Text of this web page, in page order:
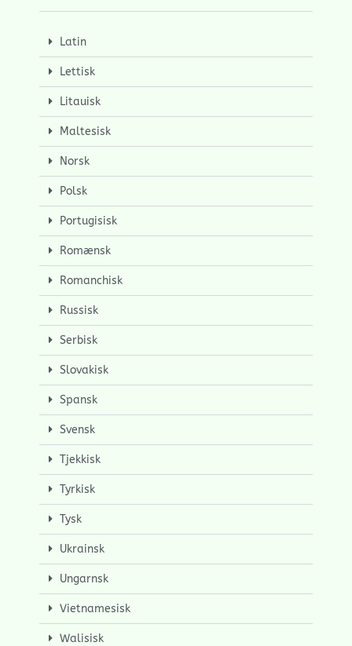
Latin
Lettisk
Litauisk
Maltesisk
Norsk
Polsk
Portugisisk
Romænsk
Romanchisk
Russisk
Serbisk
Slovakisk
Spansk
Svensk
Tjekkisk
Tyrkisk
Tysk
Ukrainsk
Ungarnsk
Vietnamesisk
Walisisk